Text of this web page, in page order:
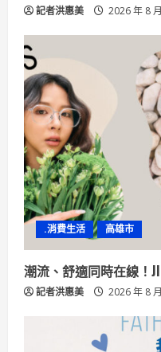
記者洪惠美 2026 年 8
.消費生活 高雄市
潮流、舒適同時在線！
記者洪惠美 2026 年 8